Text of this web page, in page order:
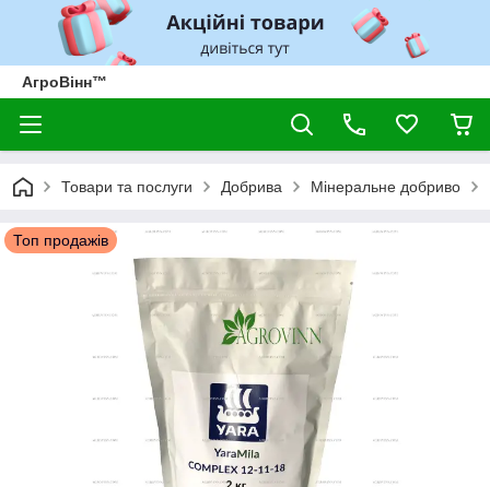
АгроВінн™
Товари та послуги Добрива Мінеральне добриво
Топ продажів